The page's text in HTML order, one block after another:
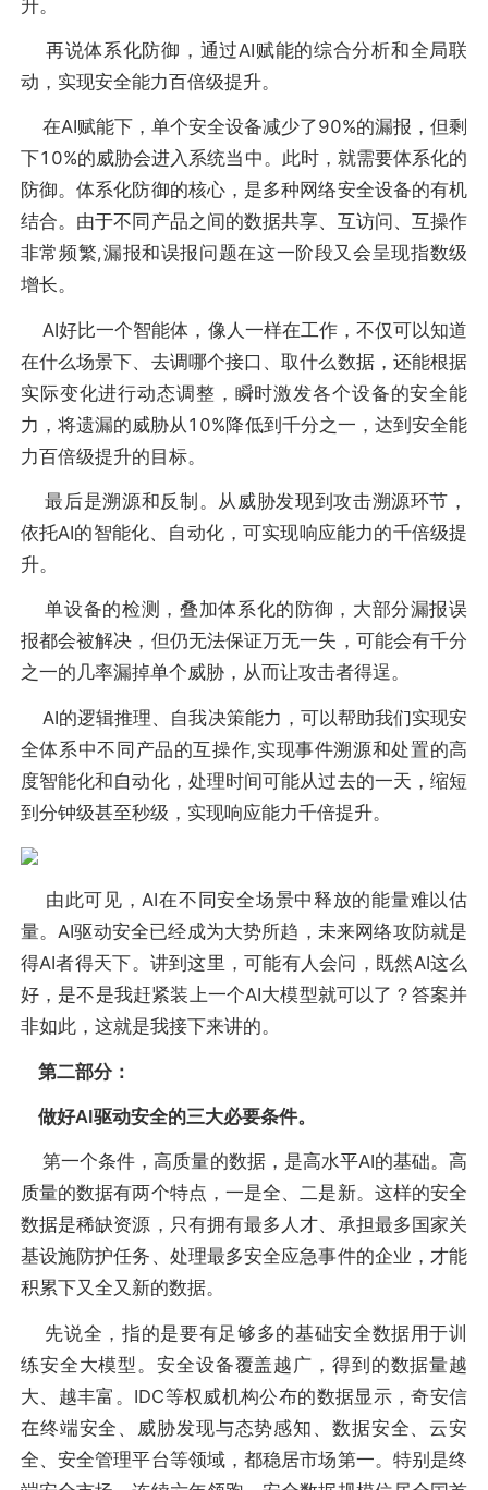
升。
再说体系化防御，通过AI赋能的综合分析和全局联
动，实现安全能力百倍级提升。
在AI赋能下，单个安全设备减少了90%的漏报，但剩
下10%的威胁会进入系统当中。此时，就需要体系化的
防御。体系化防御的核心，是多种网络安全设备的有机
结合。由于不同产品之间的数据共享、互访问、互操作
非常频繁,漏报和误报问题在这一阶段又会呈现指数级
增长。
AI好比一个智能体，像人一样在工作，不仅可以知道
在什么场景下、去调哪个接口、取什么数据，还能根据
实际变化进行动态调整，瞬时激发各个设备的安全能
力，将遗漏的威胁从10%降低到千分之一，达到安全能
力百倍级提升的目标。
最后是溯源和反制。从威胁发现到攻击溯源环节，
依托AI的智能化、自动化，可实现响应能力的千倍级提
升。
单设备的检测，叠加体系化的防御，大部分漏报误
报都会被解决，但仍无法保证万无一失，可能会有千分
之一的几率漏掉单个威胁，从而让攻击者得逞。
AI的逻辑推理、自我决策能力，可以帮助我们实现安
全体系中不同产品的互操作,实现事件溯源和处置的高
度智能化和自动化，处理时间可能从过去的一天，缩短
到分钟级甚至秒级，实现响应能力千倍提升。
由此可见，AI在不同安全场景中释放的能量难以估
量。AI驱动安全已经成为大势所趋，未来网络攻防就是
得AI者得天下。讲到这里，可能有人会问，既然AI这么
好，是不是我赶紧装上一个AI大模型就可以了？答案并
非如此，这就是我接下来讲的。
第二部分：
做好AI驱动安全的三大必要条件。
第一个条件，高质量的数据，是高水平AI的基础。高
质量的数据有两个特点，一是全、二是新。这样的安全
数据是稀缺资源，只有拥有最多人才、承担最多国家关
基设施防护任务、处理最多安全应急事件的企业，才能
积累下又全又新的数据。
先说全，指的是要有足够多的基础安全数据用于训
练安全大模型。安全设备覆盖越广，得到的数据量越
大、越丰富。IDC等权威机构公布的数据显示，奇安信
在终端安全、威胁发现与态势感知、数据安全、云安
全、安全管理平台等领域，都稳居市场第一。特别是终